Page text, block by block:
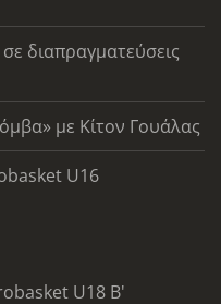
διαπραγματεύσεις
με Κίτον Γουάλας
U16
U18 Β'